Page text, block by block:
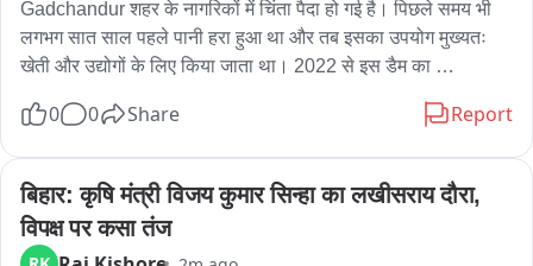
Gadchandur शहर के नागरिकों में चिंता पैदा हो गई है। पिछले समय भी
लगभग सात साल पहले पानी हरा हुआ था और तब इसका उपयोग मुख्यतः
खेती और उद्योगों के लिए किया जाता था। 2022 से इस डैम का
दिया जा रहा है। पानी के रंग बदलने से नागरिकों में भ्रम और चिंता है।
Gadchandur Nagar Parishad ने नागरिकों को दी है। अब यह प्रश्न
उठ रहे हैं कि पानी क्यों बदला, इसका सExact कारण क्या है और क्या
नागरिकों के स्वास्थ्य को खतरा है।
0 0 Share Report
बिहार: कृषि मंत्री विजय कुमार सिन्हा का लखीसराय दौरा,
विपक्ष पर कसा तंज